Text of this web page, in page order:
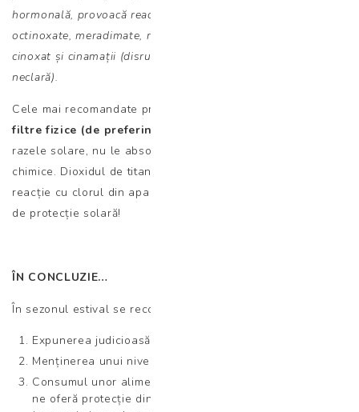
hormonală, provoacă reacție fototoxică), octisalate,
octinoxate, meradimate, retinyl palmitate, benzofenonele,
cinoxat și cinamații (disruptori endocrini și/sau activitate
neclară).
Cele mai recomandate produse cu SPF sunt cremele cu
filtre fizice (de preferință oxid de zinc)
razele solare, nu le absorb parțial, ca în cazul filtrelor
chimice. Dioxidul de titan este tot un filtru fizic, însă în
reacție cu clorul din apa piscinelor își pierde proprietățile
de protecție solară!
ÎN CONCLUZIE…
În sezonul estival se recomandă:
Expunerea judicioasă la soare.
Menținerea unui nivel seric optim de vitamina D.
Consumul unor alimente și suplimente alimentare care
ne oferă protecție din interior împotriva arsurilor solare